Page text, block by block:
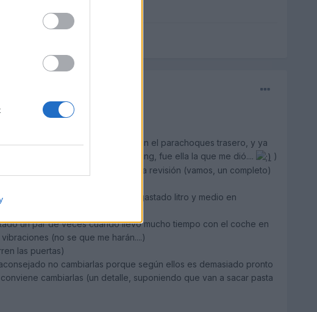
medio para arreglar un arañazo en el parachoques trasero, y ya
lo hizo una columna de un parking, fue ella la que me dió....
)
he dicho que me hagan la primera revisión (vamos, un completo)
= absolutamente normal (me ha gastado litro y medio en
un par de veces cuando llevo mucho tiempo con el coche en
(no se que me harán....)
las puertas)
no cambiarlas porque según ellos es demasiado pronto
cambiarlas (un detalle, suponiendo que van a sacar pasta